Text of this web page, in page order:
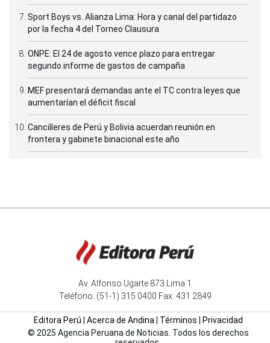
Sport Boys vs. Alianza Lima: Hora y canal del partidazo
por la fecha 4 del Torneo Clausura
ONPE: El 24 de agosto vence plazo para entregar
segundo informe de gastos de campaña
MEF presentará demandas ante el TC contra leyes que
aumentarían el déficit fiscal
Cancilleres de Perú y Bolivia acuerdan reunión en
frontera y gabinete binacional este año
Av. Alfonso Ugarte 873 Lima 1
Teléfono: (51-1) 315 0400 Fax: 431 2849
Editora Perú Acerca de Andina Términos
Privacidad
© 2025 Agencia Peruana de Noticias. Todos los derechos